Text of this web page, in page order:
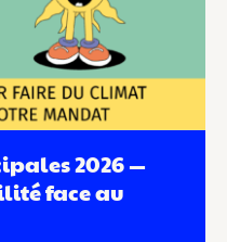
2026 —
face au